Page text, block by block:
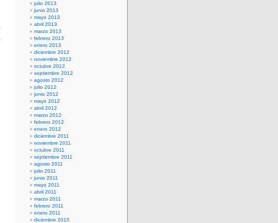
julio 2013
junio 2013
mayo 2013
abril 2013
marzo 2013
febrero 2013
enero 2013
diciembre 2012
noviembre 2012
octubre 2012
septiembre 2012
agosto 2012
julio 2012
junio 2012
mayo 2012
abril 2012
marzo 2012
febrero 2012
enero 2012
diciembre 2011
noviembre 2011
octubre 2011
septiembre 2011
agosto 2011
julio 2011
junio 2011
mayo 2011
abril 2011
marzo 2011
febrero 2011
enero 2011
diciembre 2010